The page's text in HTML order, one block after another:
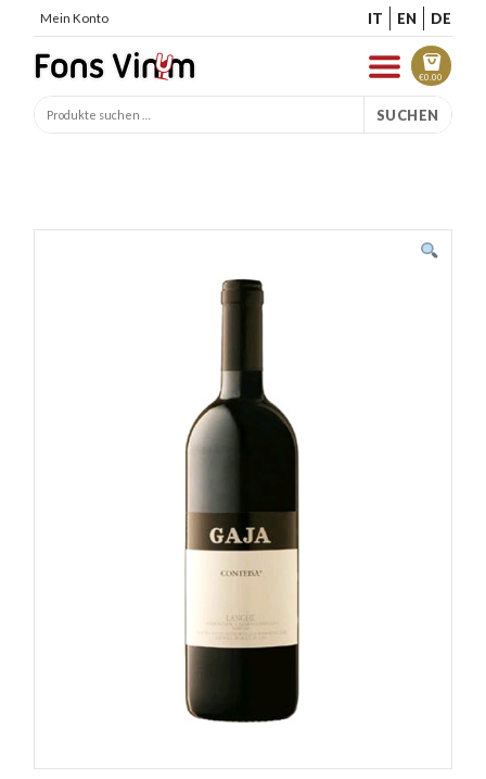
Mein Konto IT EN DE
€0.00
SUCHEN